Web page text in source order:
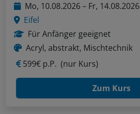
Mo, 10.08.2026 – Fr, 14.08.2026
Eifel
Für Anfänger geeignet
Acryl, abstrakt, Mischtechnik
599€ p.P. (nur Kurs)
Zum Kurs